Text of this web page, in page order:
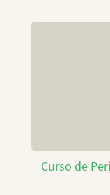
Curso de